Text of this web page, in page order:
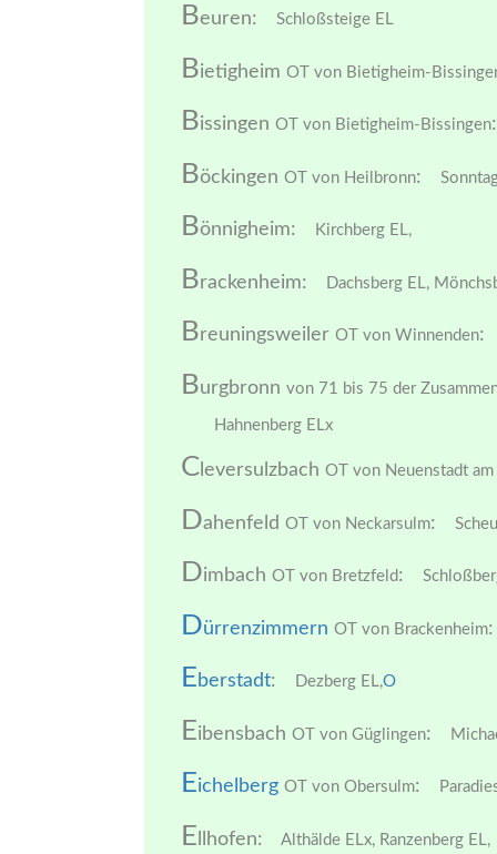
Beuren: Schloßsteige EL
Bietigheim OT von Bietigheim-
Bissingen OT von Bietigheim-Bissingen:
Böckingen OT von Heilbronn:
Bönnigheim: Kirchberg EL,
Brackenheim: Dachsberg EL,
Breuningsweiler OT von Winnenden:
Burgbronn von 71 bis 75 der
Hahnenberg ELx
C leversulzbach OT von Neuenstadt am
Dahenfeld OT von Neckarsulm:
Dimbach OT von Bretzfeld :
Dürrenzimmern OT von Brackenheim:
Eberstadt: Dezberg EL,O
Eibensbach OT von Güglingen:
Eichelberg OT von Obersulm:
E llhofen: Althälde ELx,Ranzenberg EL,